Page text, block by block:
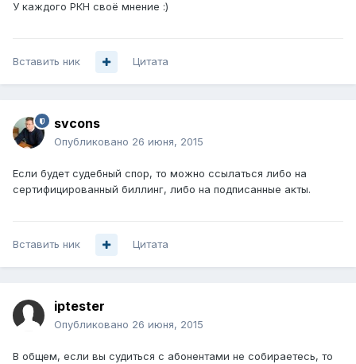
У каждого РКН своё мнение :)
Вставить ник Цитата
svcons
Опубликовано 26 июня, 2015
Если будет судебный спор, то можно ссылаться либо на
сертифицированный биллинг, либо на подписанные акты.
Вставить ник Цитата
iptester
Опубликовано 26 июня, 2015
В общем, если вы судиться с абонентами не собираетесь, то